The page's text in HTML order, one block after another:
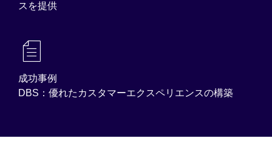
スを提供
成功事例
DBS：優れたカスタマーエクスペリエンスの構築